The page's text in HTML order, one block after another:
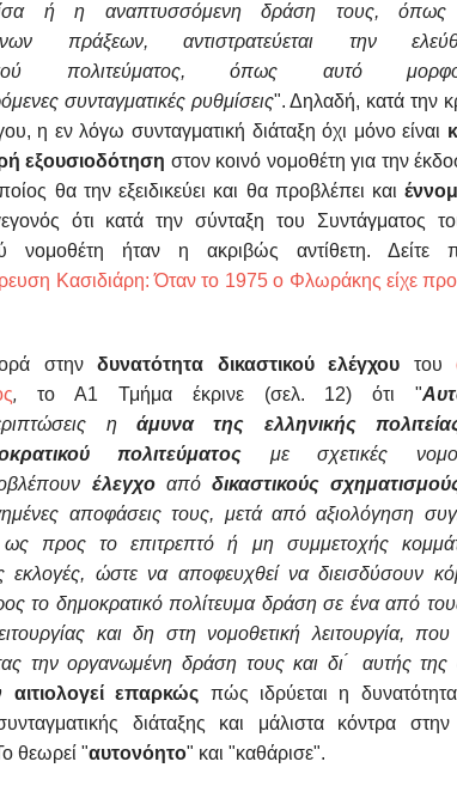
ή η αναπτυσσόμενη δράση τους, όπως
πράξεων, αντιστρατεύεται την
πολιτεύματος, όπως αυτό
συνταγματικές ρυθμίσεις". Δηλαδή, κατά την
η εν λόγω συνταγματική διάταξη όχι μόνο είναι
εξουσιοδότηση στον κοινό νομοθέτη για την
θα την εξειδικεύει και θα προβλέπει και
ότι κατά την σύνταξη του Συντάγματος
νομοθέτη ήταν η ακριβώς αντίθετη. Δείτε
Κασιδιάρη: Όταν το 1975 ο Φλωράκης είχε
στην δυνατότητα δικαστικού ελέγχου του
, το Α1 Τμήμα έκρινε (σελ. 12) ότι "
ηάμυνα της ελληνικής
πολιτεύματος με σχετικές
έλεγχοαπό δικαστικούς
αποφάσεις τους, μετά από αξιολόγηση
ως προς το επιτρεπτό ή μη συμμετοχής
εκλογές, ώστε να αποφευχθεί να διεισδύσουν
το δημοκρατικό πολίτευμα δράση σε ένα από
και δη στηνομοθετική λειτουργία,
τηνοργανωμένη δράση τους και δι ́ αυτής της
αιτιολογεί επαρκώς πώς ιδρύεται η
διάταξης και μάλιστα κόντρα
θεωρεί "αυτονόητο" και "καθάρισε".